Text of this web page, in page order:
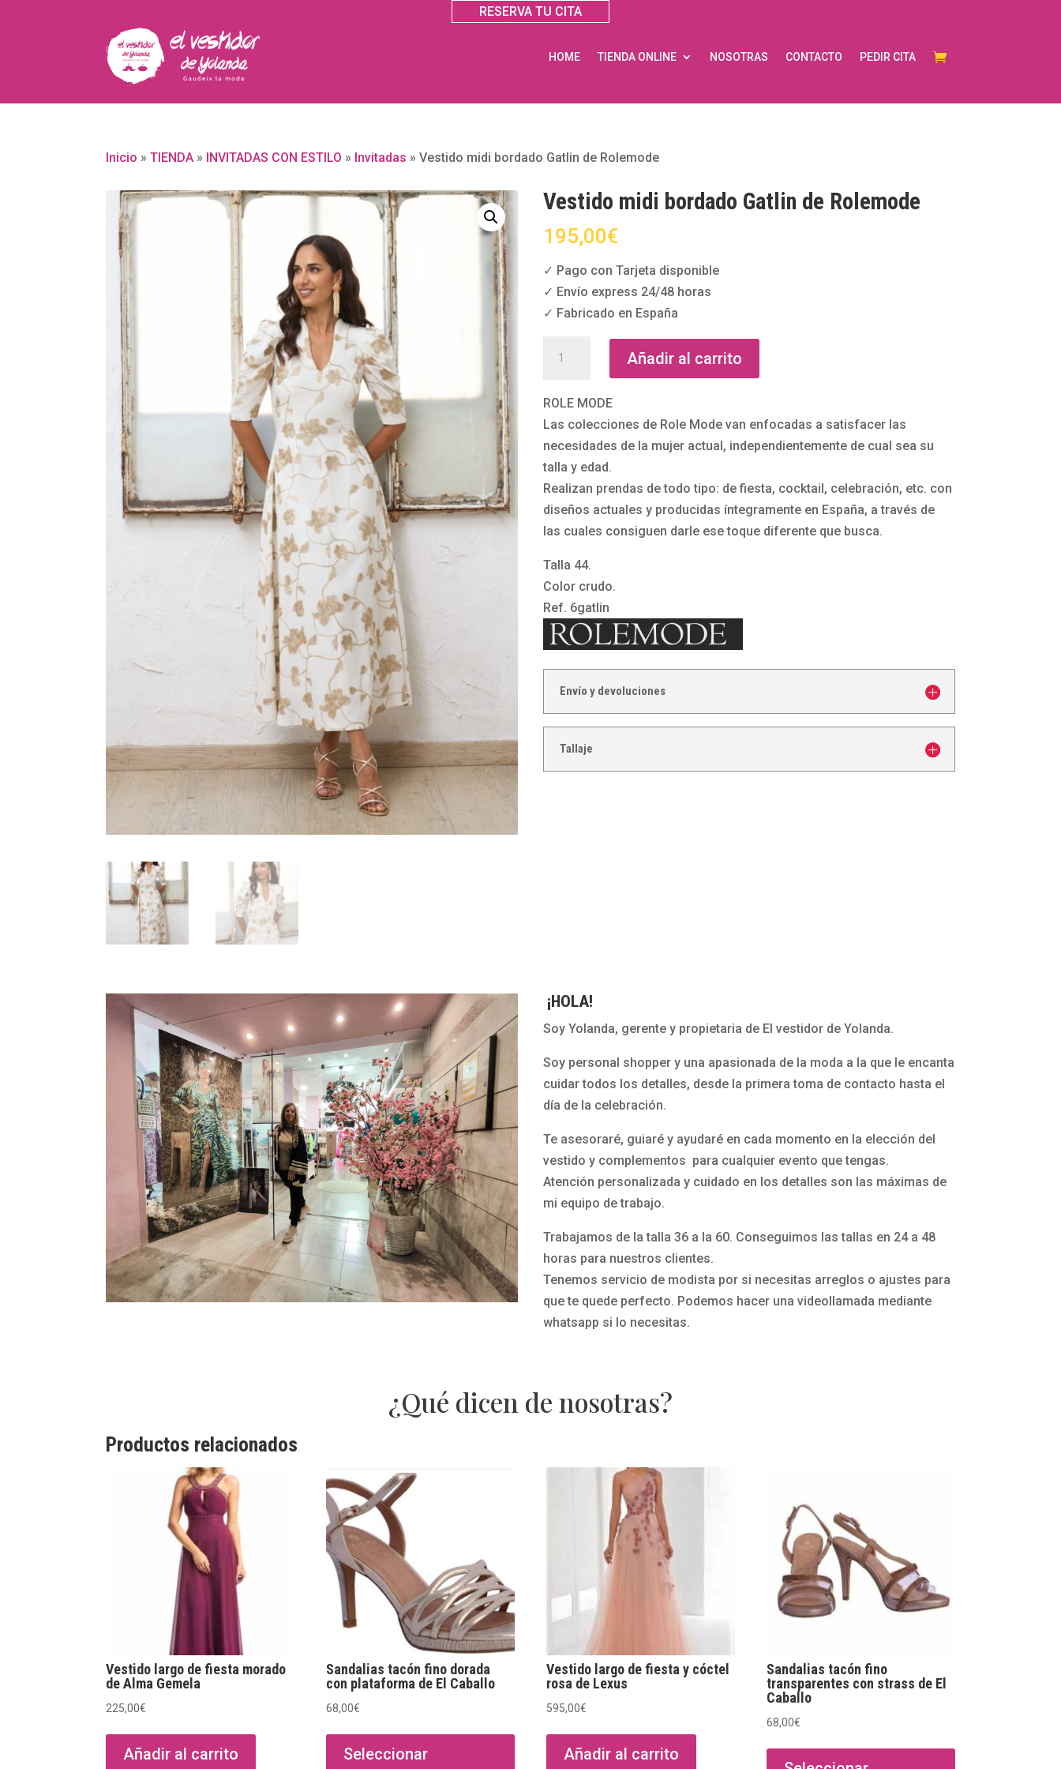
RESERVA TU CITA
HOME TIENDA ONLINE NOSOTRAS CONTACTO PEDIR CITA
Inicio »TIENDA » INVITADAS CON ESTILO » Invitadas »Vestido midi bordado Gatlin de Rolemode
Vestido midi bordado Gatlin de Rolemode
195,00€
✓ Pago con Tarjeta disponible
✓ Envío express 24/48 horas
✓ Fabricado en España
Gatlin
de
Rolemode
cantidad
Añadir al carrito
ROLE MODE
Las colecciones de Role Mode van enfocadas a satisfacer las
necesidades de la mujer actual, independientemente de cual sea su
talla y edad.
Realizan prendas de todo tipo: de fiesta, cocktail, celebración, etc. con
diseños actuales y producidas íntegramente en España, a través de
las cuales consiguen darle ese toque diferente que busca.
Talla 44.
Color crudo.
Ref. 6gatlin
Envío y devoluciones
Tallaje
¡HOLA!
Soy Yolanda, gerente y propietaria de El vestidor de Yolanda.
Soy personal shopper y una apasionada de la moda a la que le encanta
cuidar todos los detalles, desde la primera toma de contacto hasta el
día de la celebración.
Te asesoraré, guiaré y ayudaré en cada momento en la elección del
vestido y complementos para cualquier evento que tengas.
Atención personalizada y cuidado en los detalles son las máximas de
mi equipo de trabajo.
Trabajamos de la talla 36 a la 60. Conseguimos las tallas en 24 a 48
horas para nuestros clientes.
Tenemos servicio de modista por si necesitas arreglos o ajustes para
que te quede perfecto. Podemos hacer una videollamada mediante
whatsapp si lo necesitas.
¿Qué dicen de nosotras?
Productos relacionados
Vestido largo de fiesta morado
de Alma Gemela
225,00€
Añadir al carrito
Sandalias tacón fino dorada
con plataforma de El Caballo
68,00€
Seleccionar
Vestido largo de fiesta y cóctel
rosa de Lexus
595,00€
Añadir al carrito
Sandalias tacón fino
transparentes con strass de El
Caballo
68,00€